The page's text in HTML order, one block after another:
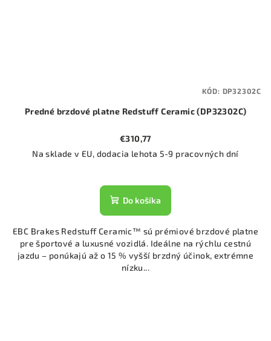
Predné brzdové platne Redstuff Ceramic (DP32302C)
€310,77
Na sklade v EU, dodacia lehota 5-9 pracovných dní
Do košíka
EBC Brakes Redstuff Ceramic™ sú prémiové brzdové platne
pre športové a luxusné vozidlá. Ideálne na rýchlu cestnú
jazdu – ponúkajú až o 15 % vyšší brzdný účinok, extrémne
nízku...
KÓD: DP32302C